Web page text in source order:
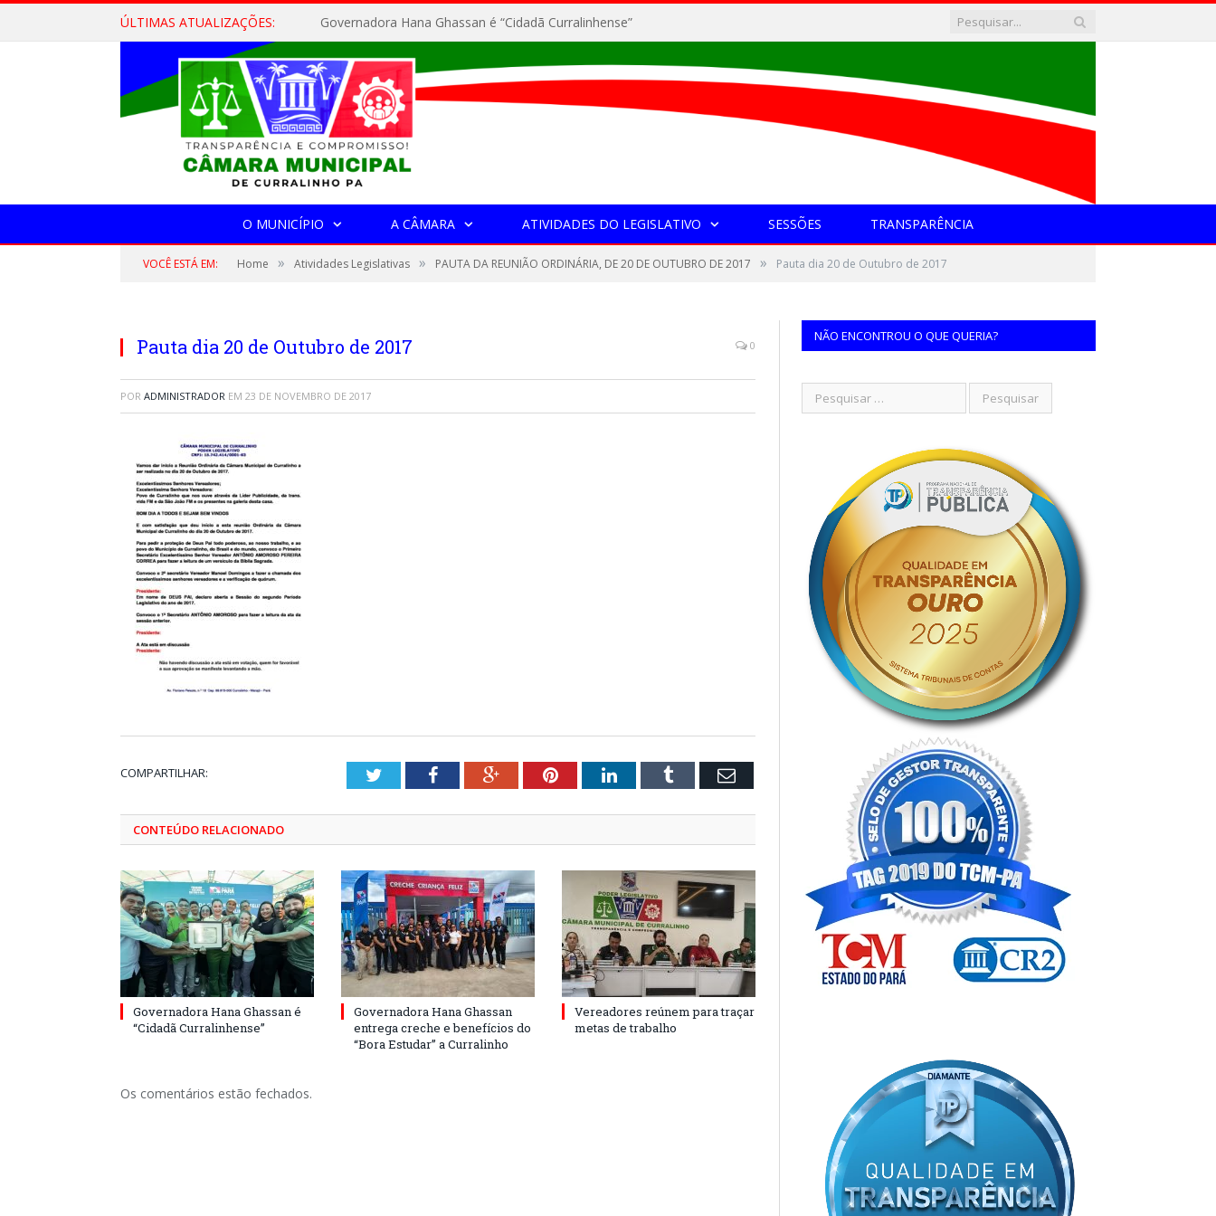
ÚLTIMAS ATUALIZAÇÕES: Governadora Hana Ghassan é “Cidadã Curralinhense”
O MUNICÍPIO A CÂMARA ATIVIDADES DO LEGISLATIVO SESSÕES TRANSPARÊNCIA
VOCÊ ESTÁ EM: Home » Atividades Legislativas » PAUTA DA REUNIÃO ORDINÁRIA, DE 20 DE OUTUBRO DE 2017 » Pauta dia 20 de Outubro de 2017
Pauta dia 20 de Outubro de 2017 0
POR ADMINISTRADOR EM 23 DE NOVEMBRO DE 2017
COMPARTILHAR: TwitterFacebookGoogle+PinterestLinkedInTumblr Email
CONTEÚDO RELACIONADO
Governadora Hana Ghassan é
“Cidadã Curralinhense”
Governadora Hana Ghassan
entrega creche e benefícios do
“Bora Estudar” a Curralinho
Vereadores reúnem para traçar
metas de trabalho
Os comentários estão fechados.
NÃO ENCONTROU O QUE QUERIA?